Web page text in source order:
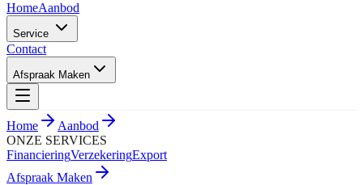
HomeAanbod
Service
Contact
Afspraak Maken
Home
Aanbod
ONZE SERVICES
FinancieringVerzekeringExport
Afspraak Maken